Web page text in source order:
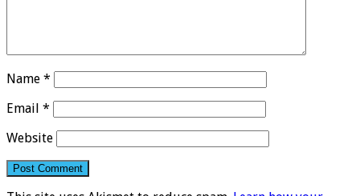
Name *
Email *
Website